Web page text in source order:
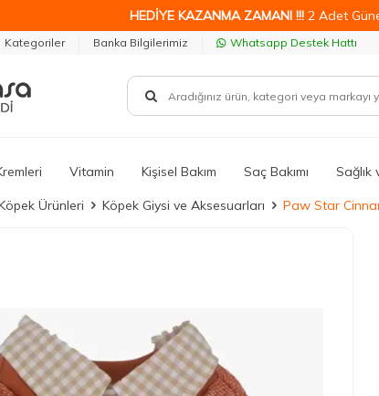
HEDİYE KAZANMA ZAMANI !!! 2 Adet
Kategoriler Banka Bilgilerimiz Whatsapp Destek Hattı
Vitamin Kişisel Bakım Saç Bakımı Sağlık
Ürünleri Köpek Giysi ve Aksesuarları Paw Star